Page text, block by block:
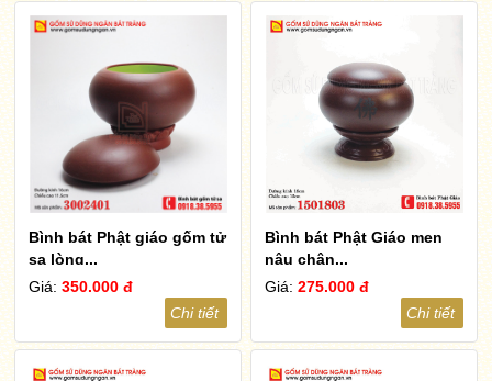
Bình bát Phật giáo gốm tử
sa lòng...
Giá:350.000 đ
Chi tiết
Bình bát Phật Giáo men
nâu chân...
Giá:275.000 đ
Chi tiết